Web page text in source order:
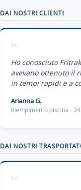
DAI NOSTRI CLIENTI
“
Ho conosciuto
avevano ottenuto il
in tempi rapidi e a
Arianna G.
Riempimento piscina ·
DAI NOSTRI
“